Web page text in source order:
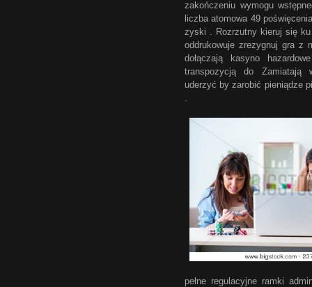
zakończeniu wymogu
liczba atomowa 49
zyski . Rozrzutny kieruj się
oddrukowuje zrezygnuj gra z
dołączają kasyno
transpozycją do Zamiatają
uderzyć by zarobić pieniądze
.
pełne regulacyjne ramki